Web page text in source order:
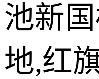
池新
地,红